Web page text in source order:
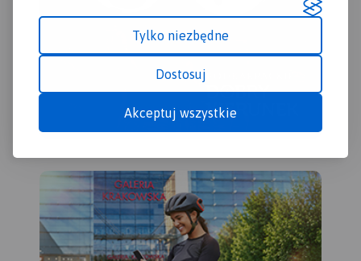
Tylko niezbędne
Dostosuj
Akceptuj wszystkie
żółta ramką. Ukształtowanie
pomocy warstwic z cięciem
pieszych i rowerowych,
nazwy ulic, rodzaje
nawierzchni dróg, zabytki.
Tak dokładnej mapy
turystycznej tego obszaru